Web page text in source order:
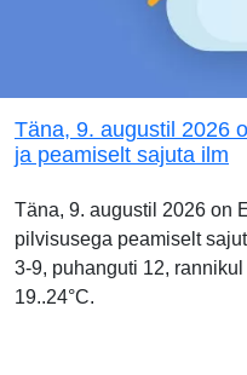
Täna, 9. augustil 2026
ja peamiselt sajuta ilm
Täna, 9. augustil 2026 on
pilvisusega peamiselt
3-9, puhanguti 12,
19..24°C.